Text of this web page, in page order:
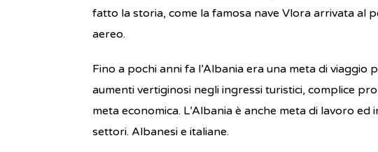
fatto la storia, come la famosa nave Vlora arrivata al
aereo.
Fino a pochi anni fa l’Albania era una meta di
aumenti vertiginosi negli ingressi turistici, complice
meta economica. L’Albania è anche meta di lavoro
settori. Albanesi e italiane.